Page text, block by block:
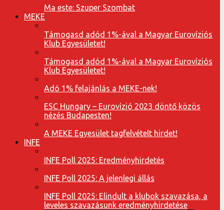
Ma este: Szuper Szombat
MEKE
Támogasd adód 1%-ával a Magyar Eurovíziós
Klub Egyesületet!
Támogasd adód 1%-ával a Magyar Eurovíziós
Klub Egyesületet!
Adó 1% felajánlás a MEKE-nek!
ESC Hungary – Eurovízió 2023 döntő közös
nézés Budapesten!
A MEKE Egyesület tagfelvételt hirdet!
INFE
INFE Poll 2025: Eredményhirdetés
INFE Poll 2025: A jelenlegi állás
INFE Poll 2025: Elindult a klubok szavazása, a
leveles szavazásunk eredményhirdetése